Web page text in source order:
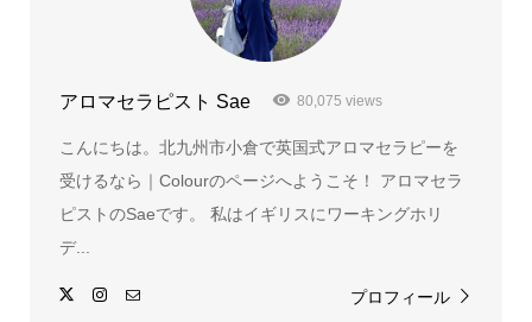
アロマセラピスト Sae 80,075 views
こんにちは。北九州市小倉で英国式アロマセラピーを
受けるなら｜Colourのページへようこそ！ アロマセラ
ピストのSaeです。 私はイギリスにワーキングホリ
デ...
プロフィール